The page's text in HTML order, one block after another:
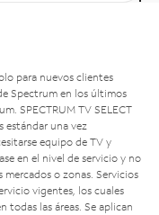
para nuevos clientes
Spectrum en los últimos
SPECTRUM TV SELECT
estándar una vez
equipo de TV y
en el nivel de servicio y no
o zonas. Servicios
vigentes, los cuales
todas las áreas. Se aplican